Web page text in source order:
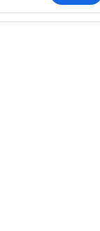
seguridad en la